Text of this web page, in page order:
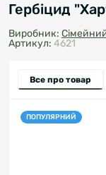
Гербіцид
Виробник:
Артикул: 4621
Все про товар
ПОПУЛЯРНИЙ